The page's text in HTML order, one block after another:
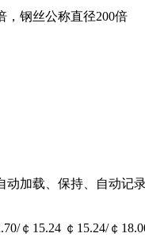
，钢丝公称直径200倍
动加载、保持、自动记
￠15.24 ￠15.24/￠